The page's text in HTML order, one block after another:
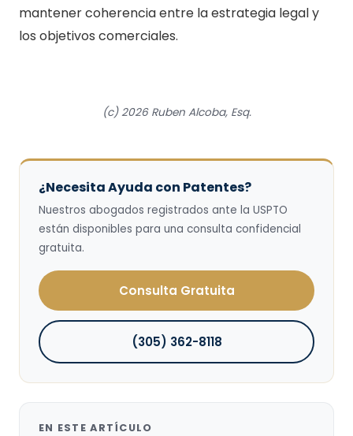
mantener coherencia entre la estrategia legal y
los objetivos comerciales.
(c) 2026 Ruben Alcoba, Esq.
¿Necesita Ayuda con Patentes?
Nuestros abogados registrados ante la USPTO
están disponibles para una consulta confidencial
gratuita.
Consulta Gratuita
(305) 362-8118
EN ESTE ARTÍCULO